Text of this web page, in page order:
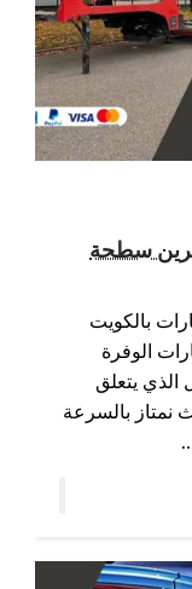
/ ونش كرين سطحة
بالكويت
الوفرة
الذي يتعلق
نمتاز بالسرعة